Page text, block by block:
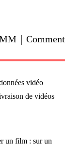
｜Comment
vidéo
de vidéos
un film : sur un